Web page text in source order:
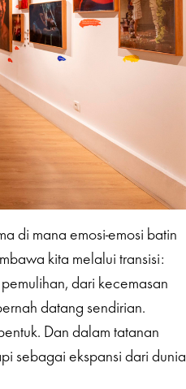
di mana emosi-emosi batin
kita melalui transisi:
dari kecemasan
datang sendirian.
Dan dalam tatanan
sebagai ekspansi dari dunia